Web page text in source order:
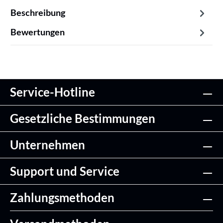
Beschreibung
Bewertungen
Service-Hotline
Gesetzliche Bestimmungen
Unternehmen
Support und Service
Zahlungsmethoden